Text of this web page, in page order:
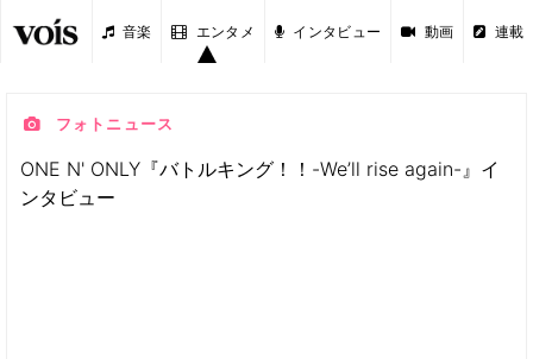
音楽 エンタメ インタビュー 動画 連載
フォトニュース
ONE N' ONLY『バトルキング！！-We’ll rise again-』イ
ンタビュー